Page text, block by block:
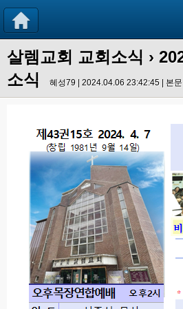
살렘교회 교회소식 ›
소식
혜성79 | 2024.04.06 23:42:45 | 본